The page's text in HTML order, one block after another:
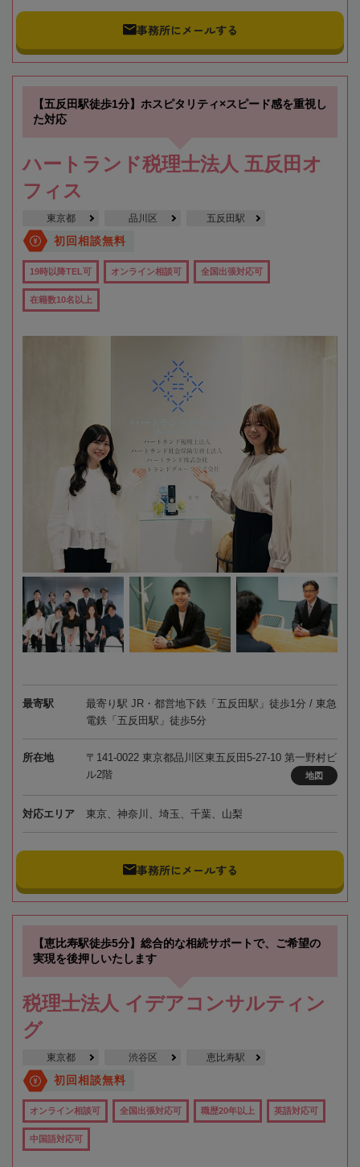
事務所にメールする
【五反田駅徒歩1分】ホスピタリティ×スピード感を重視し
た対応
ハートランド税理士法人 五反田オ
フィス
東京都 品川区 五反田駅
初回相談無料
19時以降TEL可 オンライン相談可 全国出張対応可
在籍数10名以上
最寄駅
最寄り駅 JR・都営地下鉄「五反田駅」徒歩1分 / 東急
電鉄「五反田駅」徒歩5分
所在地
〒141-0022 東京都品川区東五反田5-27-10 第一野村ビ
ル2階
地図
対応エリア 東京、神奈川、埼玉、千葉、山梨
事務所にメールする
【恵比寿駅徒歩5分】総合的な相続サポートで、ご希望の
実現を後押しいたします
税理士法人 イデアコンサルティン
グ
東京都 渋谷区 恵比寿駅
初回相談無料
オンライン相談可 全国出張対応可 職歴20年以上 英語対応可
中国語対応可